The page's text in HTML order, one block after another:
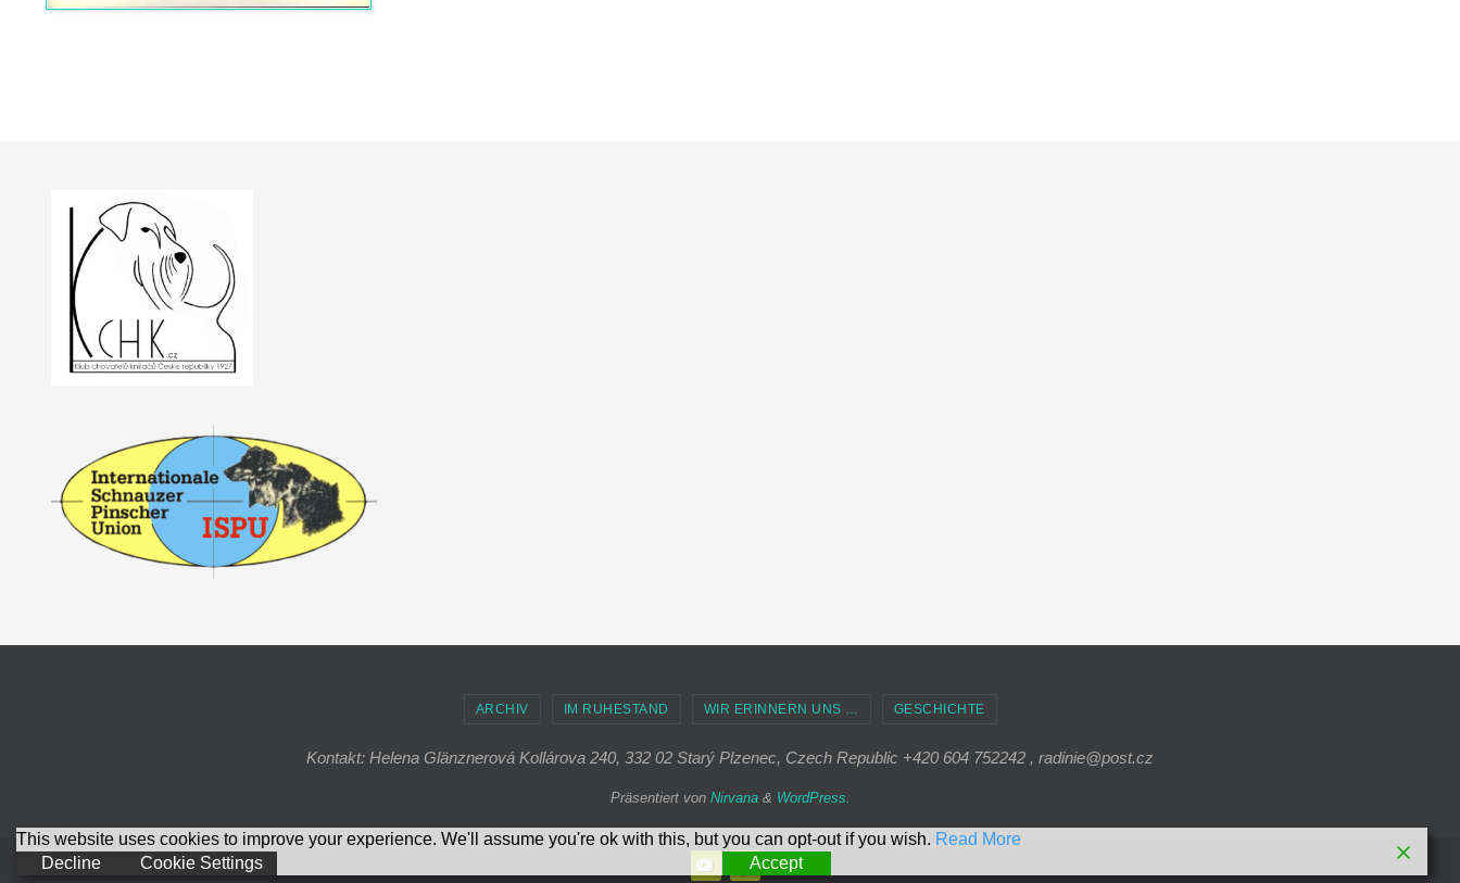
ARCHIV IM RUHESTAND WIR ERINNERN UNS … GESCHICHTE
Kontakt: Helena Glänznerová Kollárova 240, 332 02 Starý Plzenec, Czech Republic +420 604 752242 , radinie@post.cz
Präsentiert von Nirvana& WordPress.
This website uses cookies to improve your experience. We'll assume you're ok with this, but you can opt-out if you wish. Read More
Decline
Cookie Settings Accept